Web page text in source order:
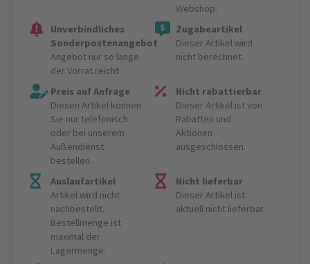
Webshop.
Unverbindliches
Sonderpostenangebot
Angebot nur so lange
der Vorrat reicht.
Zugabeartikel
Dieser Artikel wird
nicht berechnet.
Preis auf Anfrage
Diesen Artikel können
Sie nur telefonisch
oder bei unserem
Außendienst
bestellen.
Nicht rabattierbar
Dieser Artikel ist von
Rabatten und
Aktionen
ausgeschlossen.
Auslaufartikel
Artikel wird nicht
nachbestellt.
Bestellmenge ist
maximal der
Lagermenge.
Nicht lieferbar
Dieser Artikel ist
aktuell nicht lieferbar.